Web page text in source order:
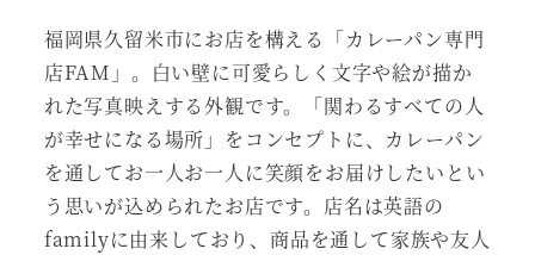
福岡県久留米市にお店を構える「カレーパン専門
店FAM」。白い壁に可愛らしく文字や絵が描か
れた写真映えする外観です。「関わるすべての人
が幸せになる場所」をコンセプトに、カレーパン
を通してお一人お一人に笑顔をお届けしたいとい
う思いが込められたお店です。店名は英語の
familyに由来しており、商品を通して家族や友人